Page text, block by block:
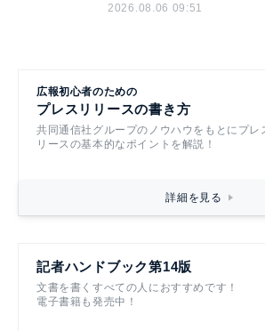
2026.08.06 09:51
広報初心者のための
プレスリリースの書き方
共同通信社グループのノウハウをもとにプレ
リースの基本的なポイントを解説！
詳細を見る
記者ハンドブック第14版
文書を書くすべての人におすすめです！
電子書籍も発売中！